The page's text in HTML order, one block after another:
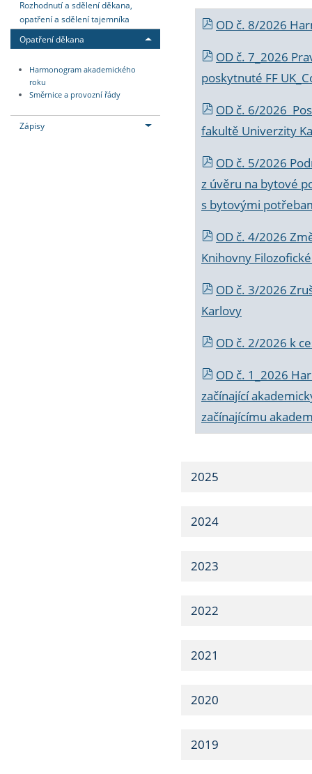
Rozhodnutí a sdělení děkana,
opatření a sdělení tajemníka
Opatření děkana
Harmonogram akademického
roku
Směrnice a provozní řády
Zápisy
OD č. 8/2026
OD č. 7_2026
poskytnuté FF
OD č. 6/2026
fakultě Univerzity
OD č. 5/2026
z úvěru na bytové
s bytovými
OD č. 4/2026
Knihovny
OD č. 3/2026
Karlovy
OD č. 2/2026 k
OD č. 1_2026
začínající
začínajícímu
2025
2024
2023
2022
2021
2020
2019